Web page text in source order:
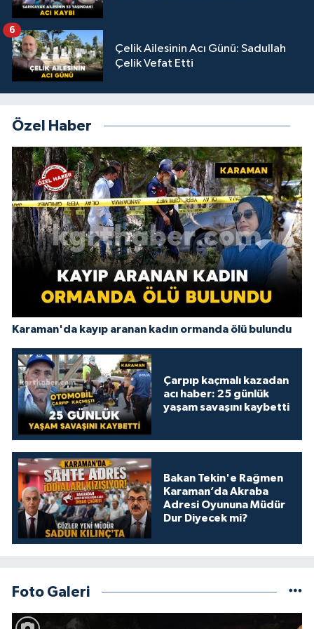
Çelik Ailesinin Acı Günü: Sadullah
Çelik Vefat Etti
6
Özel Haber
Karaman'da kayıp aranan kadın ormanda ölü bulundu
Çarpıp kaçmalı kazadan
acı haber: 25 günlük
yaşam savaşını kaybetti
Bakan Tekin'e Rağmen
Karaman’da Akraba
Adresi Oyununa Müdür
Dur Diyecek mi?
Foto Galeri